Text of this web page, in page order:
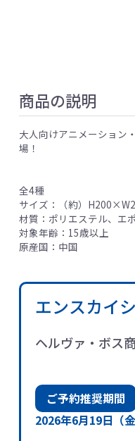
商品の説明
大人向けアニメーション
場！
全4種
サイズ：（約）
材質：ポリエステル、エ
対象年齢：15歳以上
原産国：中国
エンスカイ
ヘルヴァ・ボス
ご予約推奨期間
2026年6月19日（